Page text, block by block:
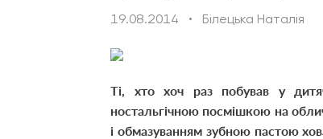
19.08.2014 • Білецька Наталія
Ті, хто хоч раз побував у
ностальгічною посмішкою на
і обмазуванням зубною пастою